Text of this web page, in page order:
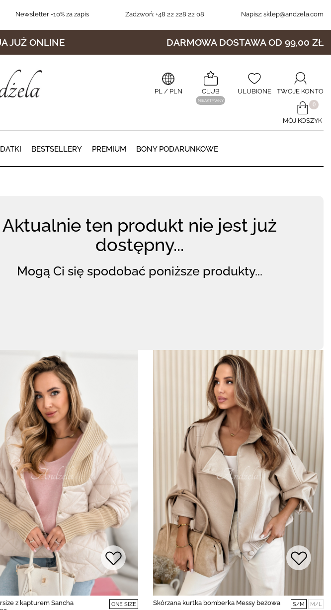
Newsletter-10% za zapis Zadzwoń: +48 22 228 22 08 Napisz: sklep@andzela.com
JUŻ ONLINE DARMOWA DOSTAWA OD 99,00 ZŁ
PL/ PLN CLUB
NIEAKTYWNY
ULUBIONE TWOJE KONTO
​0
MÓJ KOSZYK
BESTSELLERY PREMIUM BONY PODARUNKOWE
Aktualnie ten produkt nie jest już
dostępny...
Mogą Ci się spodobać poniższe produkty...
z kapturem Sancha
ONE SIZE Skórzana kurtka bomberka Messy beżowa S/M M/L